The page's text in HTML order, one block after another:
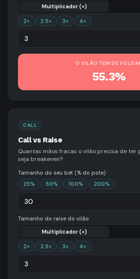
Multiplicador (×)
2× 2.5× 3× 4×
O VILÃO TEM DE
55.3%
CALL
Call vs Raise
Quantas mãos fracas o vilão precisa de ter
seja breakeven?
Tamanho do seu bet (% do pote)
25% 50% 100% 200%
Tamanho do raise do vilão
Multiplicador (×)
2× 2.5× 3× 4×